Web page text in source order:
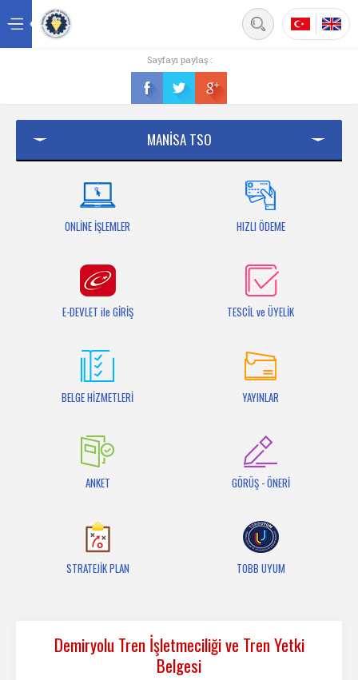
Üyelik
Bilgi Bankası
Sayfayı paylaş :
MANİSA TSO
ONLİNE İŞLEMLER HIZLI ÖDEME
E-DEVLET ile GİRİŞ TESCİL ve ÜYELİK
BELGE HİZMETLERİ YAYINLAR
ANKET GÖRÜŞ - ÖNERİ
STRATEJİK PLAN TOBB UYUM
Demiryolu Tren İşletmeciliği ve Tren Yetki
Belgesi